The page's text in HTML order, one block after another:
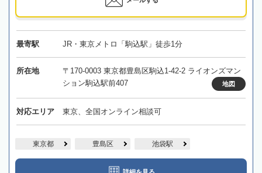
最寄駅 JR・東京メトロ「駒込駅」徒歩1分
所在地
〒170-0003 東京都豊島区駒込1-42-2 ライオンズマン
ション駒込駅前407
地図
対応エリア 東京、全国オンライン相談可
東京都 豊島区 池袋駅